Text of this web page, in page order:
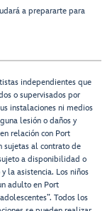
a prepararte para
independientes que
o supervisados por
instalaciones ni medios
lesión o daños y
relación con Port
sujetas al contrato de
a disponibilidad o
la asistencia. Los niños
adulto en Port
Todos los